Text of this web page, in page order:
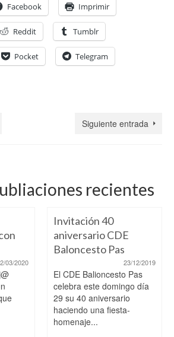
Facebook Imprimir
Reddit Tumblr
Pocket Telegram
Siguiente entrada
recientes
03/2020
Invitación 40
aniversario CDE
Baloncesto Pas
23/12/2019
El CDE Balioncesto Pas
celebra este domingo día
29 su 40 aniversario
haciendo una fiesta-
homenaje...